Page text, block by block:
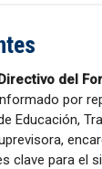
del
por
Educación,
clave para el